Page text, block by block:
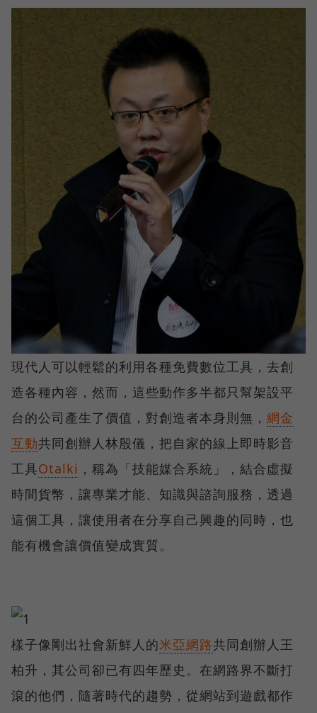
現代人可以輕鬆的利用各種免費數位工具，去創
造各種內容，然而，這些動作多半都只幫架設平
台的公司產生了價值，對創造者本身則無， 網金
互動共同創辦人林殷儀，把自家的線上即時影音
工具Otalki ，稱為「技能媒合系統」，結合虛擬
時間貨幣，讓專業才能、知識與諮詢服務，透過
這個工具，讓使用者在分享自己興趣的同時，也
能有機會讓價值變成實質。
樣子像剛出社會新鮮人的米亞網路共同創辦人王
柏升，其公司卻已有四年歷史。在網路界不斷打
滾的他們，隨著時代的趨勢，從網站到遊戲都作